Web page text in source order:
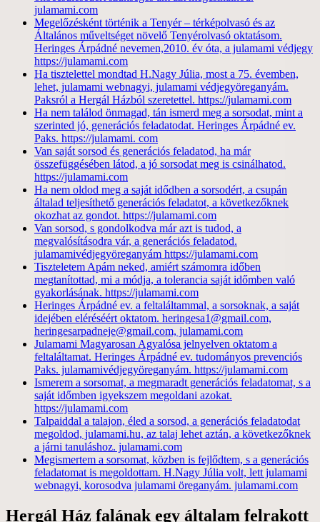
julamami.com
Megelőzésként történik a Tenyér – térképolvasó és az
Általános műveltséget növelő Tenyérolvasó oktatásom.
Heringes Árpádné nevemen,2010. év óta, a julamami védjegy
https://julamami.com
Ha tisztelettel mondtad H.Nagy Júlia, most a 75. évemben,
lehet, julamami webnagyi, julamami védjegyöreganyám.
Paksról a Hergál Házból szeretettel. https://julamami.com
Ha nem találod önmagad, tán ismerd meg a sorsodat, mint a
szerinted jó, generációs feladatodat. Heringes Árpádné ev.
Paks. https://julamami. com
Van saját sorsod és generációs feladatod, ha már
összefüggésében látod, a jó sorsodat meg is csinálhatod.
https://julamami.com
Ha nem oldod meg a saját idődben a sorsodért, a csupán
általad teljesíthető generációs feladatot, a következőknek
okozhat az gondot. https://julamami.com
Van sorsod, s gondolkodva már azt is tudod, a
megvalósításodra vár, a generációs feladatod.
julamamivédjegyöreganyám https://julamami.com
Tiszteletem Apám neked, amiért számomra időben
megtanítottad, mi a módja, a tolerancia saját időmben való
gyakorlásának. https://julamami.com
Heringes Árpádné ev. a feltaláltammal, a sorsoknak, a saját
idejében eléréséért oktatom. heringesa1@gmail.com,
heringesarpadneje@gmail.com, julamami.com
Julamami Magyarosan Agyalósa jelnyelven oktatom a
feltaláltamat. Heringes Árpádné ev. tudományos prevenciós
Paks. julamamivédjegyöreganyám. https://julamami.com
Ismerem a sorsomat, a megmaradt generációs feladatomat, s a
saját időmben igyekszem megoldani azokat.
https://julamami.com
Talpaiddal a talajon, éled a sorsod, a generációs feladatodat
megoldod, julamami.hu, az talaj lehet aztán, a következőknek
a járni tanuláshoz. julamami.com
Megismertem a sorsomat, közben is fejlődtem, s a generációs
feladatomat is megoldottam. H.Nagy Júlia volt, lett julamami
webnagyi, korosodva julamami öreganyám. julamami.com
Hergál Ház falának egy általam felrakott